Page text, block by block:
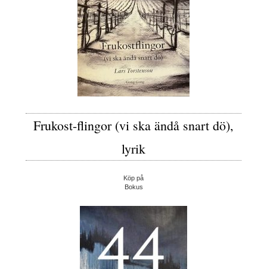
Frukost-flingor (vi ska ändå snart dö),
lyrik
Köp på
Bokus